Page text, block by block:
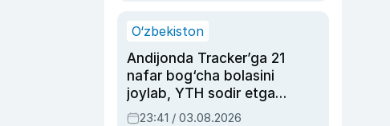
O‘zbekiston
Andijonda Tracker’ga 21
nafar bog‘cha bolasini
joylab, YTH sodir etgan
ayolga sud hukmi o‘qildi
23:41 / 03.08.2026